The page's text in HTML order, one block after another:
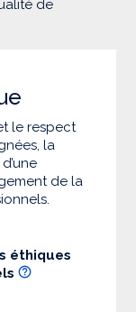
de
le respect
la
de la
éthiques